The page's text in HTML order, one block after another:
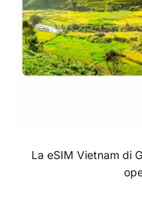
La eSIM Vietnam di